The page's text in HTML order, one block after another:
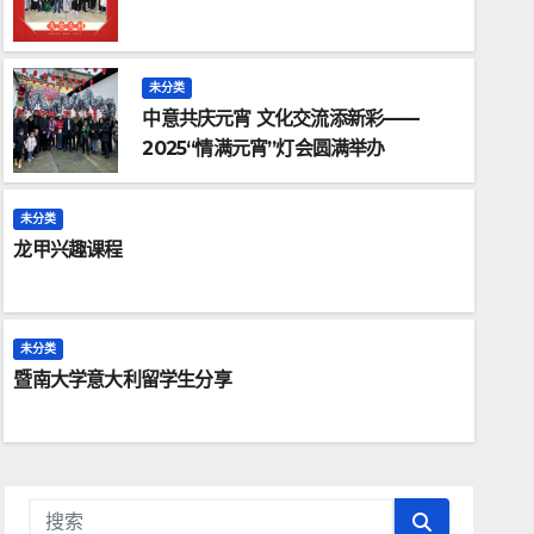
未分类
中意共庆元宵 文化交流添新彩——
2025“情满元宵”灯会圆满举办
未分类
龙甲兴趣课程
未分类
暨南大学意大利留学生分享